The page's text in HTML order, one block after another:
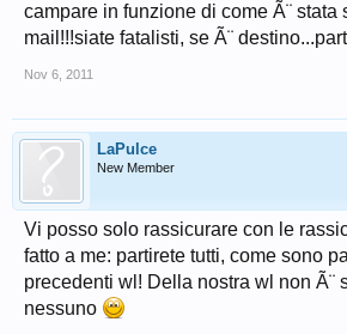
campare in funzione di come Ã¨ stata
mail!!!siate fatalisti, se Ã¨
Nov 6, 2011
LaPulce
New Member
Vi posso solo rassicurare con le
fatto a me: partirete tutti, come sono
precedenti wl! Della nostra wl non Ã¨
nessuno